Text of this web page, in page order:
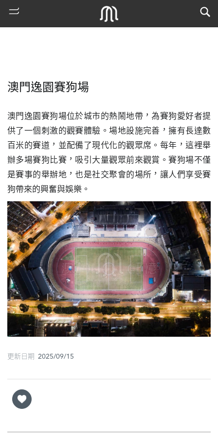
古
地
圖
媽
閣
寺
廟
教
澳門逸園賽狗場
澳門逸園賽狗場位於城市的熱鬧地帶，為賽狗愛好者提
供了一個刺激的觀賽體驗。場地設施完善，擁有長達數
百米的賽道，並配備了現代化的觀眾席。每年，這裡舉
辦多場賽狗比賽，吸引大量觀眾前來觀賞。賽狗場不僅
是賽事的舉辦地，也是社交聚會的場所，讓人們享受賽
狗帶來的興奮與娛樂。
更新日期 2025/09/15